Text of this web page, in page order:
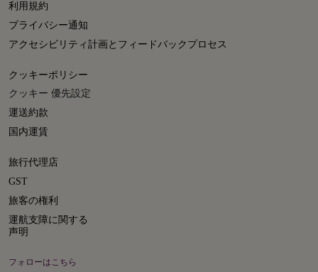
利用規約
プライバシー通知
アクセシビリティ計画とフィードバックプロセス
クッキーポリシー
クッキー 優先設定
運送約款
国内運賃
旅行代理店
GST
旅客の権利
運航支障に関する
声明
フォローはこちら